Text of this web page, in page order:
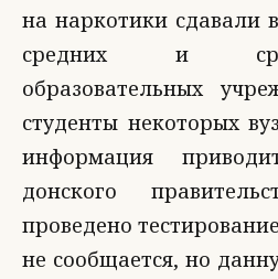
на наркотики сдавали
средних и
образовательных
студенты некоторых
информация
донского
проведено
не сообщается, но